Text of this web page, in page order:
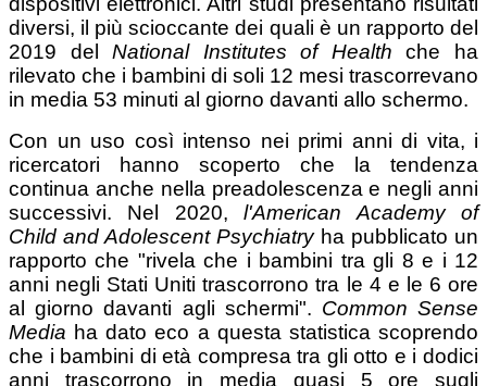
diversi, il più scioccante dei quali è un rapporto del
2019 delNational Institutes of Health che ha
rilevato che i bambini di soli 12 mesi trascorrevano
in media 53 minuti al giorno davanti allo schermo.
Con un uso così intenso nei primi anni di vita, i
ricercatori hanno scoperto che la tendenza
continua anche nella preadolescenza e negli anni
successivi. Nel 2020,l'American Academy of
Child and Adolescent Psychiatryha pubblicato un
rapporto che "rivela che i bambini tra gli 8 e i 12
anni negli Stati Uniti trascorrono tra le 4 e le 6 ore
al giorno davanti agli schermi". Common Sense
Media ha dato eco a questa statistica scoprendo
che i bambini di età compresa tra gli otto e i dodici
anni trascorrono in media quasi 5 ore sugli